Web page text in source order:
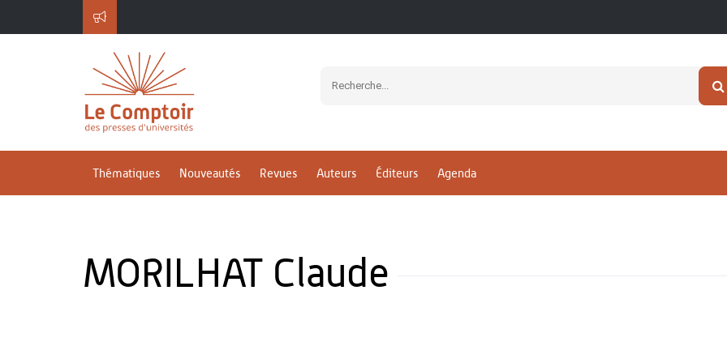
Thématiques Nouveautés Revues Auteurs Éditeurs Agenda
MORILHAT Claude